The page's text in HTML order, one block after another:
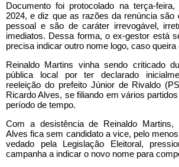
Documento foi protocolado na terça-
2024, e diz que as razões da renúncia são
pessoal e são de caráter irrevogável,
imediatos. Dessa forma, o ex-gestor está
precisa indicar outro nome logo, caso queira
Reinaldo Martins vinha sendo criticado
pública local por ter declarado
reeleição do prefeito Júnior de Rivaldo
Ricardo Alves, se filiando em vários
período de tempo.
Com a desistência de Reinaldo Martins,
Alves fica sem candidato a vice, pelo
vedado pela Legislação Eleitoral,
campanha a indicar o novo nome para